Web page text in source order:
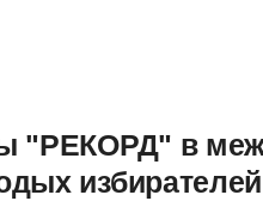
"РЕКОРД" в